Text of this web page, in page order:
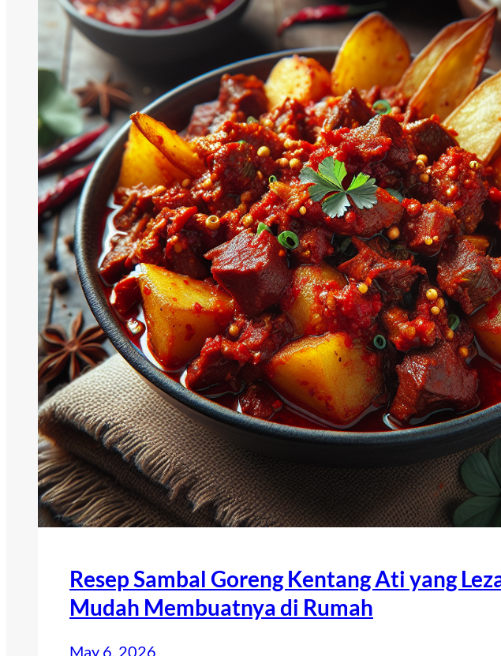
Resep Sambal Goreng Kentang Ati yang
Mudah Membuatnya di Rumah
May 6, 2026